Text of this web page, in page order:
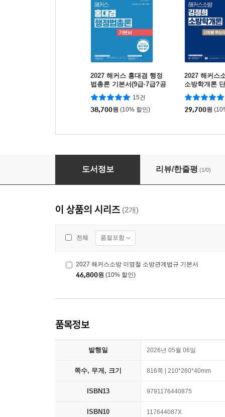
2027 해커스 홍대겸 행정
법총론 기본서(9급·7급?공
무원, 소방)
15건
38,700원 (10% 할인)
2027 해커스
소방학개론
문+기출 OX
29,700원
2027 해커스소방 이영철 소방관계법규 기본서
도서정보 리뷰/한줄평 (1/0)
이 상품의 시리즈 (2개)
전체 품절포함
2027 해커스소방 이영철 소방관계법규 기본서
46,800원 (10% 할인)
품목정보
발행일 2026년 05월 06일
쪽수, 무게, 크기 816쪽 | 210*260*40mm
ISBN13 9791176440875
ISBN10 117644087X